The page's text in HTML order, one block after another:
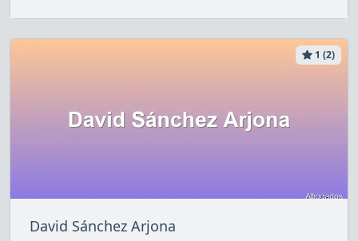
1 (2)
David Sánchez Arjona